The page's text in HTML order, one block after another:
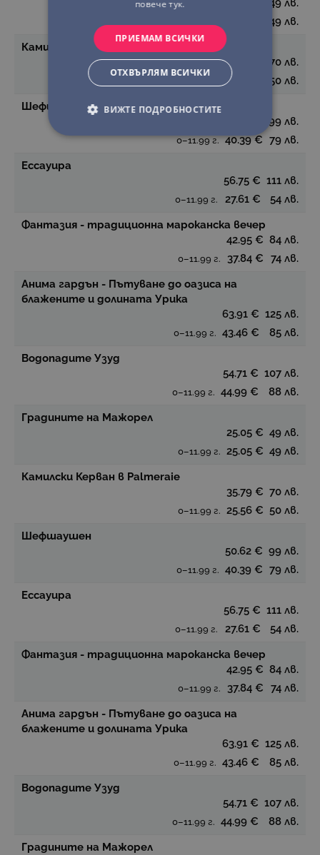
49 лв.
49 лв.
Камилски Керван в Palmeraie
35.79 €
70 лв.
25.56 €
50 лв.
Шефшаушен
99 лв.
0–11.99 г. 40.39 € 79 лв.
Ессауира
56.75 € 111 лв.
0–11.99 г. 27.61 €
54 лв.
Фантазия - традиционна мароканска вечер
42.95 € 84 лв.
0–11.99 г. 37.84 €
74 лв.
Анима гардън - Пътуване до оазиса на
блажените и долината Урика
63.91 € 125 лв.
0–11.99 г. 43.46 €
85 лв.
Водопадите Узуд
54.71 € 107 лв.
0–11.99 г. 44.99 €
88 лв.
Градините на Мажорел
25.05 € 49 лв.
0–11.99 г. 25.05 € 49 лв.
Камилски Керван в Palmeraie
35.79 € 70 лв.
0–11.99 г. 25.56 € 50 лв.
Шефшаушен
50.62 € 99 лв.
0–11.99 г. 40.39 € 79 лв.
Ессауира
56.75 € 111 лв.
0–11.99 г. 27.61 €
54 лв.
Фантазия - традиционна мароканска вечер
42.95 € 84 лв.
0–11.99 г. 37.84 €
74 лв.
Анима гардън - Пътуване до оазиса на
блажените и долината Урика
63.91 € 125 лв.
0–11.99 г. 43.46 €
85 лв.
Водопадите Узуд
54.71 € 107 лв.
0–11.99 г. 44.99 €
88 лв.
Градините на Мажорел
повече тук.
ПРИЕМАМ ВСИЧКИ
ОТХВЪРЛЯМ ВСИЧКИ
ВИЖТЕ ПОДРОБНОСТИТЕ